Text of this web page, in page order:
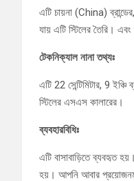
এটি চায়না (China)
যায় এটি স্টিলের তৈরি। এবং
টেকনিক্যাল নানা তথ্যঃ
এটি 22 সেন্টিমিটার, 9
স্টিলের এসএস কালারের।
ব্যবহারবিধিঃ
এটি বাসাবাড়িতে ব্যবহৃত
হয়। আপনি আবার